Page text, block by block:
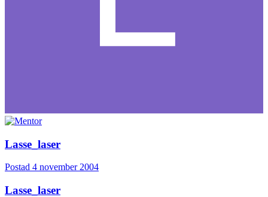
Lasse_laser
Postad 4 november 2004
Lasse_laser